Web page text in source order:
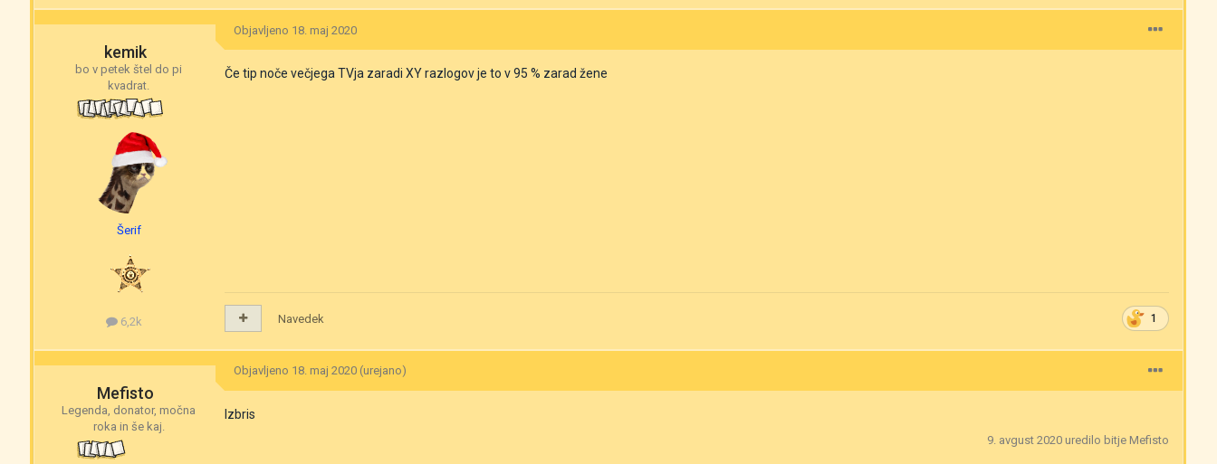
kemik
bo v petek štel do pi
kvadrat.
Šerif
6,2k
Objavljeno 18. maj 2020
Če tip noče večjega TVja zaradi XY razlogov je to v 95 % zarad žene
1
Navedek
Mefisto
Legenda, donator, močna
roka in še kaj.
Objavljeno 18. maj 2020 (urejano)
Izbris
9. avgust 2020 uredilo bitje Mefisto